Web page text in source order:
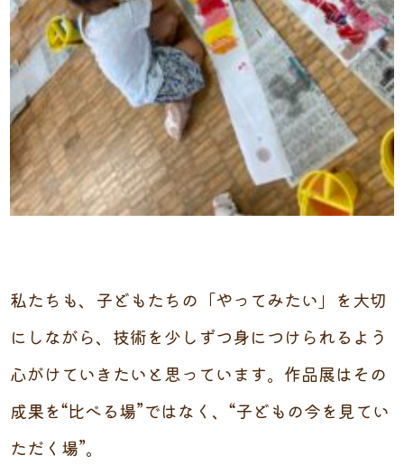
私たちも、子どもたちの「やってみたい」を大切
にしながら、技術を少しずつ身につけられるよう
心がけていきたいと思っています。作品展はその
成果を“比べる場”ではなく、“子どもの今を見てい
ただく場”。